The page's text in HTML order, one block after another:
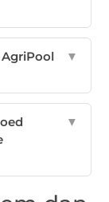
▼
▼